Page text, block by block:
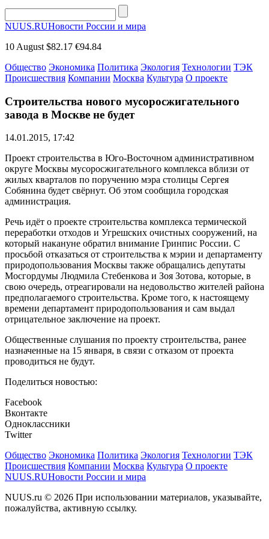
NUUS.RUНовости России и мира
10 August $82.17 €94.84
Общество Экономика Политика Экология Технологии ТЭК
Происшествия Компании Москва Культура О проекте
Строительства нового мусоросжигательного
завода в Москве не будет
14.01.2015, 17:42
Проект строительства в Юго-Восточном административном
округе Москвы мусоросжигательного комплекса вблизи от
жилых кварталов по поручению мэра столицы Сергея
Собянина будет свёрнут. Об этом сообщила городская
администрация.
Речь идёт о проекте строительства комплекса термической
переработки отходов и Угрешских очистных сооружений, на
который накануне обратил внимание Гринпис России. С
просьбой отказаться от строительства к мэрии и департаменту
природопользования Москвы также обращались депутаты
Мосгордумы Людмила Стебенкова и Зоя Зотова, которые, в
свою очередь, отреагировали на недовольство жителей района
предполагаемого строительства. Кроме того, к настоящему
времени департамент природопользования и сам выдал
отрицательное заключение на проект.
Общественные слушания по проекту строительства, ранее
назначенные на 15 января, в связи с отказом от проекта
проводиться не будут.
Поделиться новостью:
Facebook
Вконтакте
Одноклассники
Twitter
Общество Экономика Политика Экология Технологии ТЭК
Происшествия Компании Москва Культура О проекте
NUUS.RUНовости России и мира
NUUS.ru © 2026 При использовании материалов, указывайте,
пожалуйства, активную ссылку.